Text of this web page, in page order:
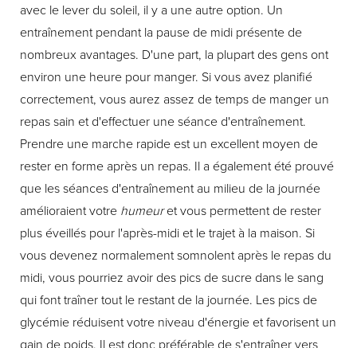
avec le lever du soleil, il y a une autre option. Un
entraînement pendant la pause de midi présente de
nombreux avantages. D'une part, la plupart des gens ont
environ une heure pour manger. Si vous avez planifié
correctement, vous aurez assez de temps de manger un
repas sain et d'effectuer une séance d'entraînement.
Prendre une marche rapide est un excellent moyen de
rester en forme après un repas. Il a également été prouvé
que les séances d'entraînement au milieu de la journée
amélioraient votre humeuret vous permettent de rester
plus éveillés pour l'après-midi et le trajet à la maison. Si
vous devenez normalement somnolent après le repas du
midi, vous pourriez avoir des pics de sucre dans le sang
qui font traîner tout le restant de la journée. Les pics de
glycémie réduisent votre niveau d'énergie et favorisent un
gain de poids. Il est donc préférable de s'entraîner vers